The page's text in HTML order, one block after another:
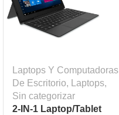
Laptops Y Computadoras
De Escritorio, Laptops,
Sin categorizar
2-IN-1 Laptop/Tablet